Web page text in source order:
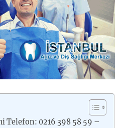
Telefon: 0216 398 58 59 –